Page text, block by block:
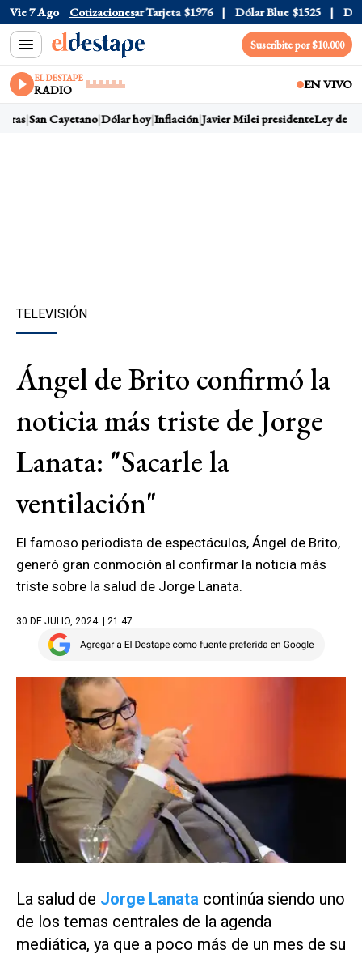
Vie 7 Ago Cotizaciones
Oficial $1520 Dólar Tarjeta $1976 Dólar Blue $1525 Dólar
Suscribite por $10.000
EL DESTAPE
RADIO EN VIVO
San Cayetano Dólar hoy Inflación Javier Milei presidenteLey de
TELEVISIÓN
Ángel de Brito confirmó la
noticia más triste de Jorge
Lanata: "Sacarle la
ventilación"
El famoso periodista de espectáculos, Ángel de Brito,
generó gran conmoción al confirmar la noticia más
triste sobre la salud de Jorge Lanata.
30 DE JULIO, 2024 | 21.47
La salud de Jorge Lanata continúa siendo uno
de los temas centrales de la agenda
mediática, ya que a poco más de un mes de su